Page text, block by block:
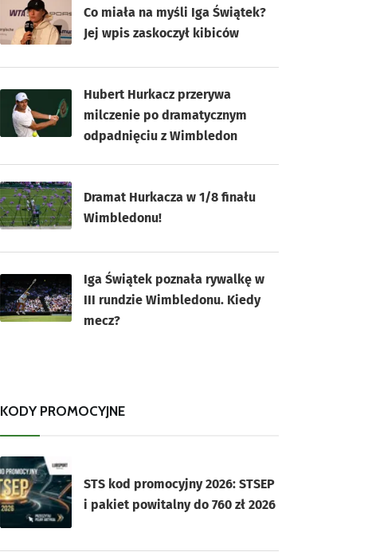
Co miała na myśli Iga Świątek?
Jej wpis zaskoczył kibiców
Hubert Hurkacz przerywa
milczenie po dramatycznym
odpadnięciu z Wimbledon
Dramat Hurkacza w 1/8 finału
Wimbledonu!
Iga Świątek poznała rywalkę w
III rundzie Wimbledonu. Kiedy
mecz?
KODY PROMOCYJNE
STS kod promocyjny 2026: STSEP
i pakiet powitalny do 760 zł 2026